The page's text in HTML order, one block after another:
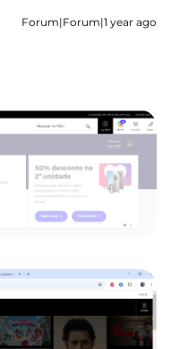
Forum|Forum|1 year ago